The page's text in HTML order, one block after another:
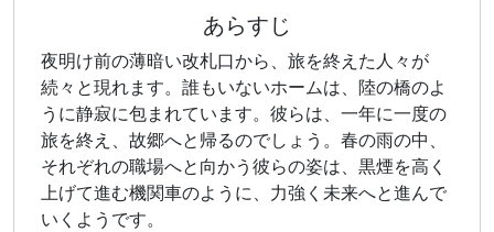
あらすじ
夜明け前の薄暗い改札口から、旅を終えた人々が
続々と現れます。誰もいないホームは、陸の橋のよ
うに静寂に包まれています。彼らは、一年に一度の
旅を終え、故郷へと帰るのでしょう。春の雨の中、
それぞれの職場へと向かう彼らの姿は、黒煙を高く
上げて進む機関車のように、力強く未来へと進んで
いくようです。